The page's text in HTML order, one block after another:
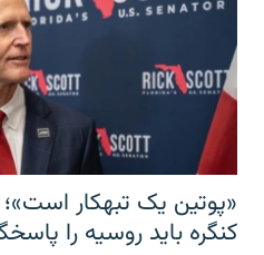
«پوتین یک تبهکار
کنگره باید روسیه را